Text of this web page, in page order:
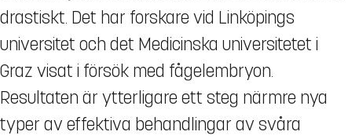
drastiskt. Det har forskare vid Linköpings
universitet och det Medicinska universitetet i
Graz visat i försök med fågelembryon.
Resultaten är ytterligare ett steg närmre nya
typer av effektiva behandlingar av svåra